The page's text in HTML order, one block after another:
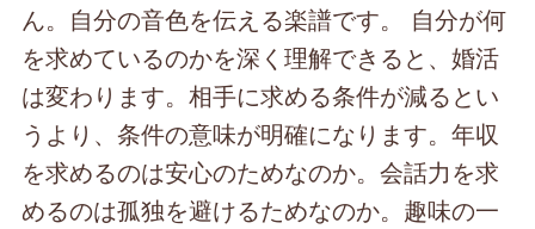
ん。自分の音色を伝える楽譜です。 自分が何
を求めているのかを深く理解できると、婚活
は変わります。相手に求める条件が減るとい
うより、条件の意味が明確になります。年収
を求めるのは安心のためなのか。会話力を求
めるのは孤独を避けるためなのか。趣味の一